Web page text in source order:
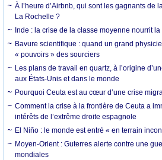
À l’heure d’Airbnb, qui sont les gagnants de
La Rochelle ?
Inde : la crise de la classe moyenne nourrit
Bavure scientifique : quand un grand
« pouvoirs » des sourciers
Les plans de travail en quartz, à l’origine
aux États-Unis et dans le monde
Pourquoi Ceuta est au cœur d’une crise
Comment la crise à la frontière de Ceuta a
intérêts de l’extrême droite espagnole
El Niño : le monde est entré « en terrain
Moyen-Orient : Guterres alerte contre une
mondiales